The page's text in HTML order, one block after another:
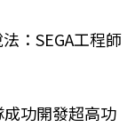
：SEGA工程師
功開發超高功